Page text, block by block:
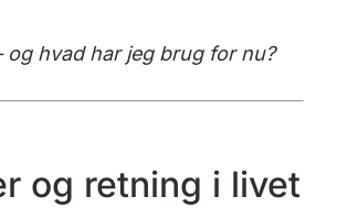
og hvad har jeg brug for nu?
og retning i livet